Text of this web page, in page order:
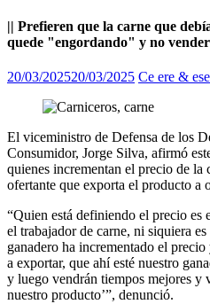
|| Prefieren que la carne que
quede "engordando" y no
20/03/202520/03/2025 Ce ere & ese
El viceministro de Defensa de los
Consumidor, Jorge Silva, afirmó
quienes incrementan el precio de la
ofertante que exporta el producto a
“Quien está definiendo el precio es
el trabajador de carne, ni siquiera
ganadero ha incrementado el
a exportar, que ahí esté nuestro
y luego vendrán tiempos mejores y
nuestro producto’”, denunció.